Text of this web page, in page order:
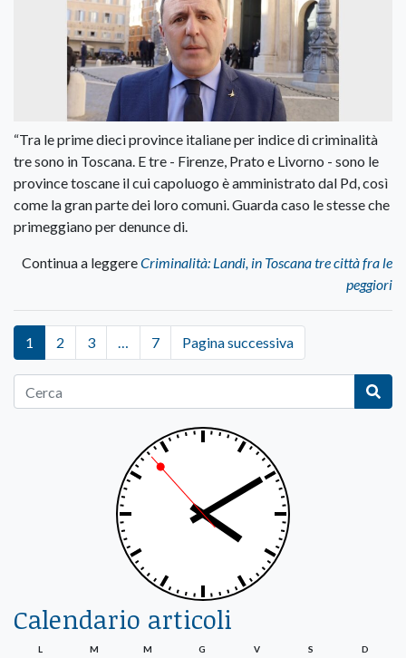
“Tra le prime dieci province italiane per indice di criminalità
tre sono in Toscana. E tre - Firenze, Prato e Livorno - sono le
province toscane il cui capoluogo è amministrato dal Pd, così
come la gran parte dei loro comuni. Guarda caso le stesse che
primeggiano per denunce di.
Continua a leggereCriminalità: Landi, in Toscana tre città fra le
peggiori
1 2 3 … 7 Pagina successiva
Calendario articoli
L M M G V S D